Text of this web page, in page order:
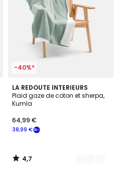
-40%*
LA REDOUTE INTERIEURS
Plaid gaze de coton et sherpa,
Kumla
38,99 €
64,99 €
4,7
/ 5
5
Couleurs
4,7
/